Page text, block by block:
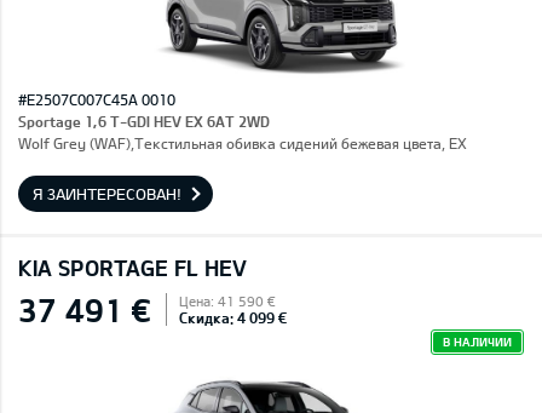
#E2507C007C45A 0010
Sportage 1,6 T-GDI HEV EX 6AT 2WD
Wolf Grey (WAF),Текстильная обивка сидений бежевая цвета, EX
Я ЗАИНТЕРЕСОВАН!
KIA SPORTAGE FL HEV
37 491 € Цена: 41 590 €
Скидка: 4 099 €
В НАЛИЧИИ